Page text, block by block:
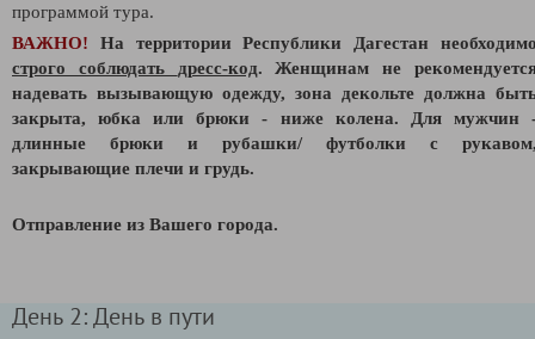
программой тура.
ВАЖНО!
На территории Республики Дагестан
строго соблюдать дресс-код. Женщинам не
надевать вызывающую одежду, зона декольте должна
закрыта, юбка или брюки - ниже колена. Для мужчин
длинные брюки и рубашки/ футболки с
закрывающие плечи и грудь.
Отправление из Вашего города.
День 2: День в пути